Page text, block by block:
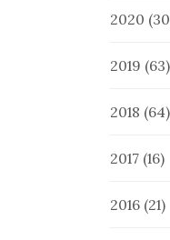
2020
2019 (63)
2018 (64)
2017 (16)
2016 (21)